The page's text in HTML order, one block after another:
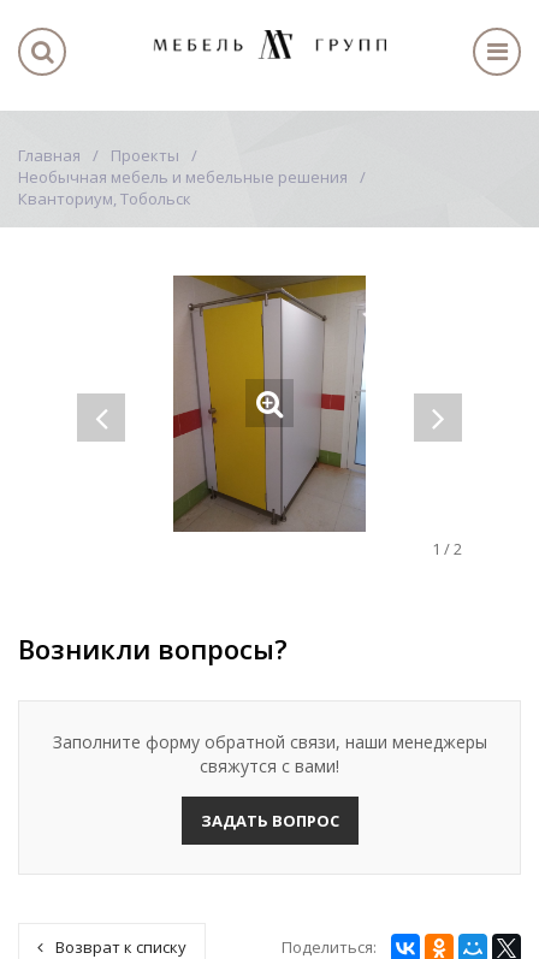
Главная
Проекты
Необычная мебель и мебельные решения
Кванториум, Тобольск
1 /2
Возникли вопросы?
Заполните форму обратной связи, наши менеджеры
свяжутся с вами!
ЗАДАТЬ ВОПРОС
Возврат к списку Поделиться: